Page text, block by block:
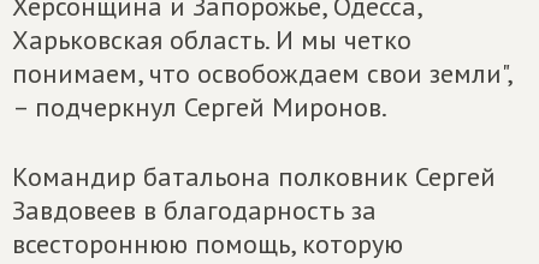
Харьковская область. И мы четко
понимаем, что освобождаем свои земли",
– подчеркнул Сергей Миронов.
Командир батальона полковник Сергей
Завдовеев в благодарность за
всестороннюю помощь, которую